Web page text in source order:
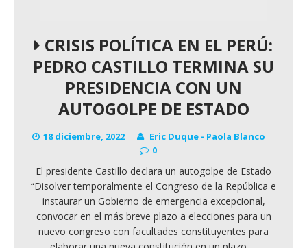
CRISIS POLÍTICA EN EL PERÚ:
PEDRO CASTILLO TERMINA SU
PRESIDENCIA CON UN
AUTOGOLPE DE ESTADO
18 diciembre, 2022
Eric Duque - Paola Blanco
0
El presidente Castillo declara un autogolpe de Estado
“Disolver temporalmente el Congreso de la República e
instaurar un Gobierno de emergencia excepcional,
convocar en el más breve plazo a elecciones para un
nuevo congreso con facultades constituyentes para